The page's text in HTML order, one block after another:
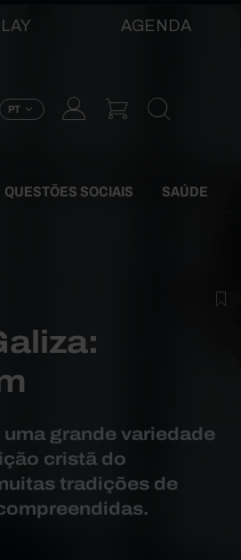
AGENDA
PT
QUESTÕES SOCIAIS SAÚDE
grande variedade
cristã do
tradições de